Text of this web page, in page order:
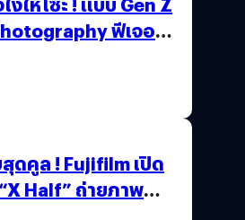
ฟีเจอร์
ดคูล ! Fujifilm เปิด
Half” ถ่ายภาพ